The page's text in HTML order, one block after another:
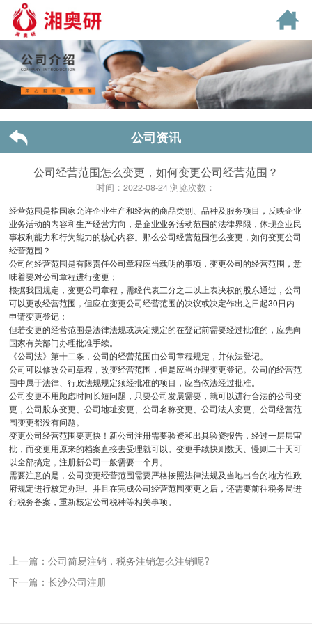
公司资讯
公司经营范围怎么变更，如何变更公司经营范围？
时间：2022-08-24 浏览次数：
经营范围是指国家允许企业生产和经营的商品类别、品种及服务项目，反映企业
业务活动的内容和生产经营方向，是企业业务活动范围的法律界限，体现企业民
事权利能力和行为能力的核心内容。那么公司经营范围怎么变更，如何变更公司
经营范围？
公司的经营范围是有限责任公司章程应当载明的事项，变更公司的经营范围，意
味着要对公司章程进行变更；
根据我国规定，变更公司章程，需经代表三分之二以上表决权的股东通过，公司
可以更改经营范围，但应在变更公司经营范围的决议或决定作出之日起30日内
申请变更登记；
但若变更的经营范围是法律法规或决定规定的在登记前需要经过批准的，应先向
国家有关部门办理批准手续。
《公司法》第十二条，公司的经营范围由公司章程规定，并依法登记。
公司可以修改公司章程，改变经营范围，但是应当办理变更登记。公司的经营范
围中属于法律、行政法规规定须经批准的项目，应当依法经过批准。
公司变更不用顾虑时间长短问题，只要公司发展需要，就可以进行合法的公司变
更，公司股东变更、公司地址变更、公司名称变更、公司法人变更、公司经营范
围变更都没有问题。
变更公司经营范围要更快！新公司注册需要验资和出具验资报告，经过一层层审
批，而变更用原来的档案直接去受理就可以。变更手续快则数天、慢则二十天可
以全部搞定，注册新公司一般需要一个月。
需要注意的是，公司变更经营范围需要严格按照法律法规及当地出台的地方性政
府规定进行核定办理。并且在完成公司经营范围变更之后，还需要前往税务局进
行税务备案，重新核定公司税种等相关事项。
上一篇：公司简易注销，税务注销怎么注销呢?
下一篇：长沙公司注册